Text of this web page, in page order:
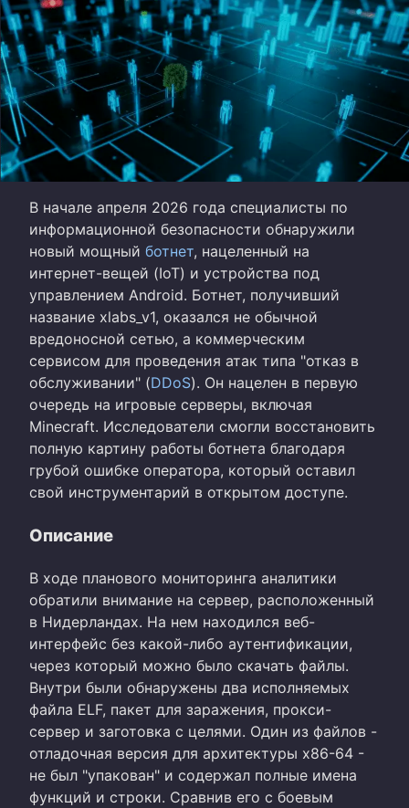
В начале апреля 2026 года специалисты по
информационной безопасности обнаружили
новый мощный ботнет, нацеленный на
интернет-вещей (IoT) и устройства под
управлением Android. Ботнет, получивший
название xlabs_v1, оказался не обычной
вредоносной сетью, а коммерческим
сервисом для проведения атак типа "отказ в
обслуживании" (DDoS). Он нацелен в первую
очередь на игровые серверы, включая
Minecraft. Исследователи смогли восстановить
полную картину работы ботнета благодаря
грубой ошибке оператора, который оставил
свой инструментарий в открытом доступе.
Описание
В ходе планового мониторинга аналитики
обратили внимание на сервер, расположенный
в Нидерландах. На нем находился веб-
интерфейс без какой-либо аутентификации,
через который можно было скачать файлы.
Внутри были обнаружены два исполняемых
файла ELF, пакет для заражения, прокси-
сервер и заготовка с целями. Один из файлов -
отладочная версия для архитектуры x86-64 -
не был "упакован" и содержал полные имена
функций и строки. Сравнив его с боевым